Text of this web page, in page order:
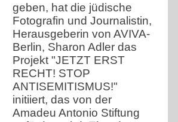
geben, hat die jüdische
Fotografin und Journalistin,
Herausgeberin von AVIVA-
Berlin, Sharon Adler das
Projekt "JETZT ERST
RECHT! STOP
ANTISEMITISMUS!"
initiiert, das von der
Amadeu Antonio Stiftung